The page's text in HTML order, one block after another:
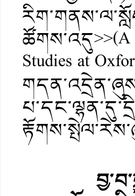
ཚོགས་འདུ>>(A
Studies at